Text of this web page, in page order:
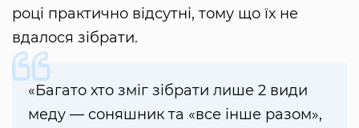
році практично відсутні, тому що їх не
вдалося зібрати.
«Багато хто зміг зібрати лише 2 види
меду — соняшник та «все інше разом»,